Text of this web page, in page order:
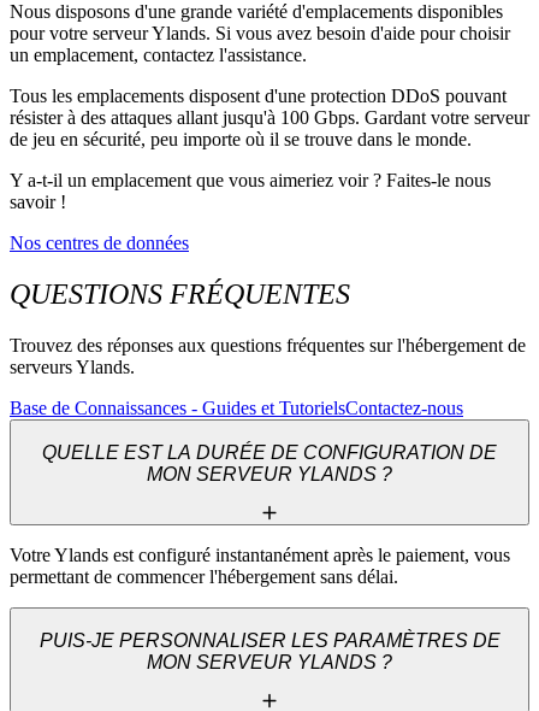
Nous disposons d'une grande variété d'emplacements disponibles
pour votre serveur Ylands. Si vous avez besoin d'aide pour choisir
un emplacement, contactez l'assistance.
Tous les emplacements disposent d'une protection DDoS pouvant
résister à des attaques allant jusqu'à 100 Gbps. Gardant votre serveur
de jeu en sécurité, peu importe où il se trouve dans le monde.
Y a-t-il un emplacement que vous aimeriez voir ? Faites-le nous
savoir !
Nos centres de données
QUESTIONS FRÉQUENTES
Trouvez des réponses aux questions fréquentes sur l'hébergement de
serveurs Ylands.
Base de Connaissances - Guides et TutorielsContactez-nous
QUELLE EST LA DURÉE DE CONFIGURATION DE
MON SERVEUR YLANDS ?
Votre Ylands est configuré instantanément après le paiement, vous
permettant de commencer l'hébergement sans délai.
PUIS-JE PERSONNALISER LES PARAMÈTRES DE
MON SERVEUR YLANDS ?